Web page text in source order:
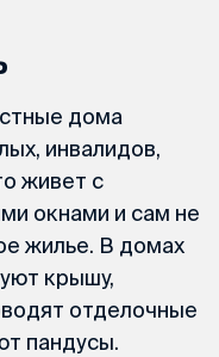
дома
инвалидов,
живет с
окнами и сам не
жилье. В домах
крышу,
отделочные
пандусы.